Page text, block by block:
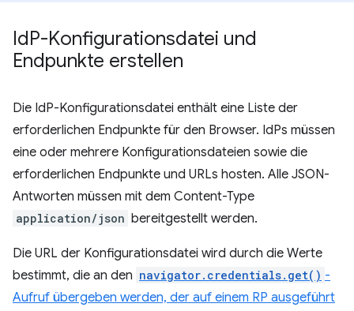
IdP-Konfigurationsdatei und
Endpunkte erstellen
Die IdP-Konfigurationsdatei enthält eine Liste der
erforderlichen Endpunkte für den Browser. IdPs müssen
eine oder mehrere Konfigurationsdateien sowie die
erforderlichen Endpunkte und URLs hosten. Alle JSON-
Antworten müssen mit dem Content-Type
application/json bereitgestellt werden.
Die URL der Konfigurationsdatei wird durch die Werte
bestimmt, die an den navigator.credentials.get() -
Aufruf übergeben werden, der auf einem RP ausgeführt